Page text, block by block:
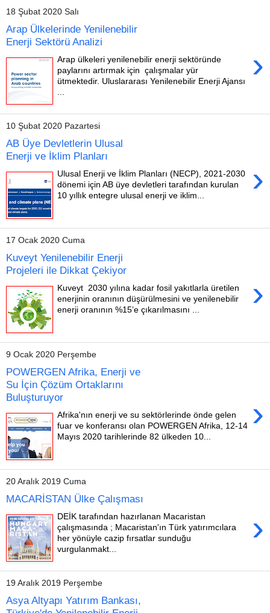
18 Şubat 2020 Salı
Arap Ülkelerinde Yenilenebilir
Enerji Sektörü Analizi
›
Arap ülkeleri yenilenebilir enerji sektöründe
paylarını artırmak için çalışmalar yür
ütmektedir. Uluslararası Yenilenebilir Enerji Ajansı
10 Şubat 2020 Pazartesi
AB Üye Devletlerin Ulusal
Enerji ve İklim Planları
›
Ulusal Enerji ve İklim Planları (NECP), 2021-2030
dönemi için AB üye devletleri tarafından kurulan
10 yıllık entegre ulusal enerji ve iklim...
17 Ocak 2020 Cuma
Kuveyt Yenilenebilir Enerji
Projeleri ile Dikkat Çekiyor
›
Kuveyt 2030 yılına kadar fosil yakıtlarla üretilen
enerjinin oranının düşürülmesini ve yenilenebilir
enerji oranının %15’e çıkarılmasını ...
9 Ocak 2020 Perşembe
POWERGEN Afrika, Enerji ve
Su İçin Çözüm Ortaklarını
Buluşturuyor
›
Afrika'nın enerji ve su sektörlerinde önde gelen
fuar ve konferansı olan POWERGEN Afrika, 12-14
Mayıs 2020 tarihlerinde 82 ülkeden 10...
20 Aralık 2019 Cuma
MACARİSTAN Ülke Çalışması
›
DEİK tarafından hazırlanan Macaristan
çalışmasında ; Macaristan'ın Türk yatırımcılara
her yönüyle cazip fırsatlar sunduğu
vurgulanmakt...
19 Aralık 2019 Perşembe
Asya Altyapı Yatırım Bankası,